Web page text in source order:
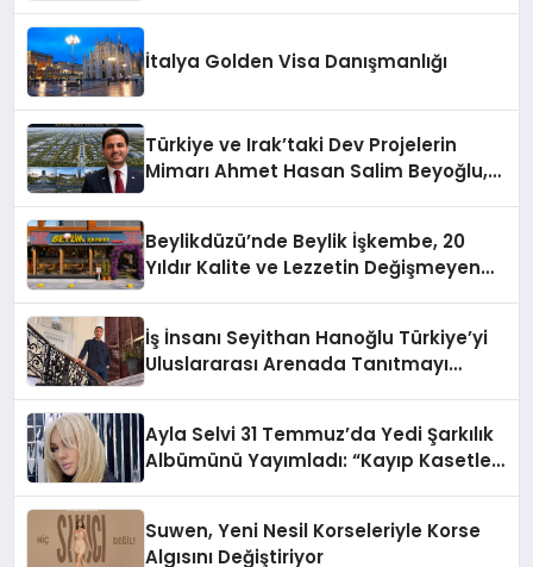
İtalya Golden Visa Danışmanlığı
Türkiye ve Irak’taki Dev Projelerin
Mimarı Ahmet Hasan Salim Beyoğlu,
Hayata Geçirecek
Beylikdüzü’nde Beylik İşkembe, 20
Yıldır Kalite ve Lezzetin Değişmeyen
İş İnsanı Seyithan Hanoğlu Türkiye’yi
Uluslararası Arenada Tanıtmayı
Ayla Selvi 31 Temmuz’da Yedi Şarkılık
Albümünü Yayımladı: “Kayıp Kasetler
Suwen, Yeni Nesil Korseleriyle Korse
Algısını Değiştiriyor